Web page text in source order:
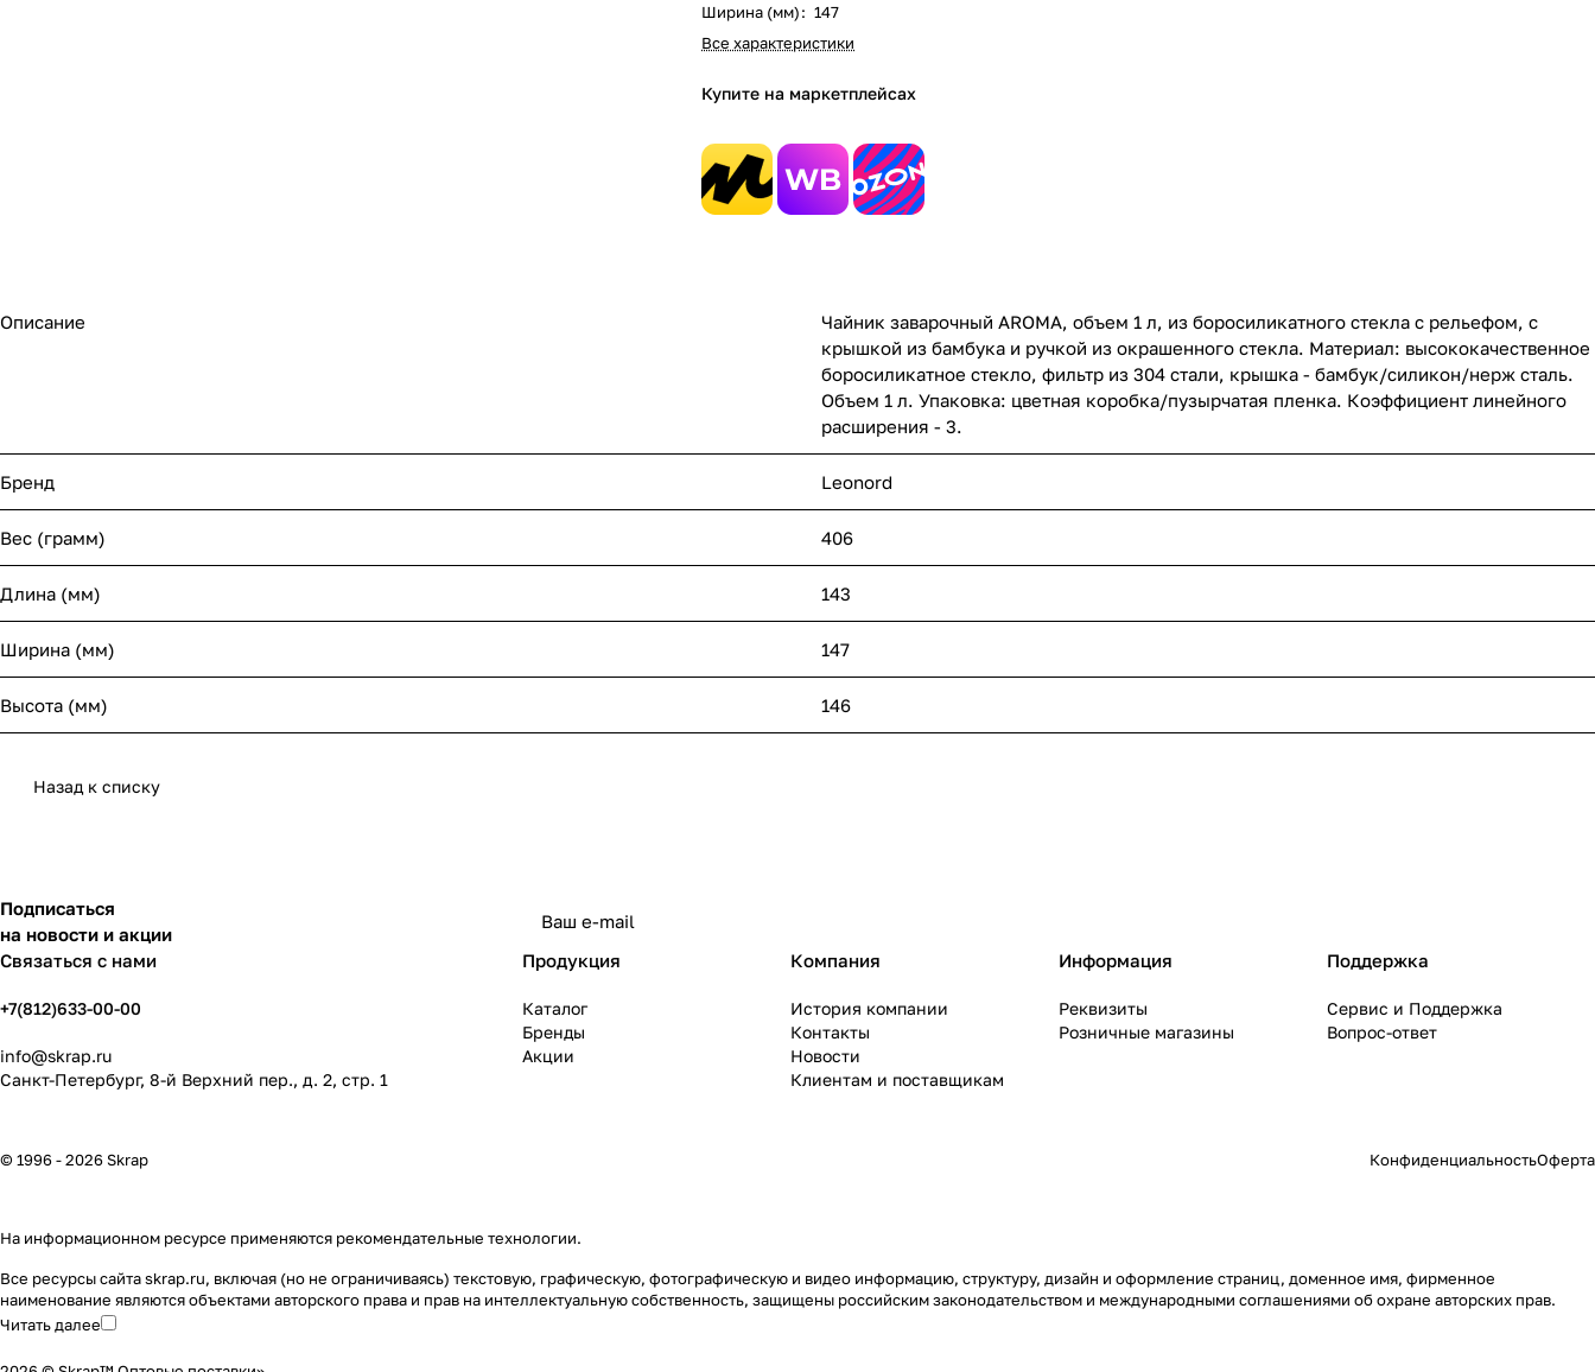
Ширина (мм): 147
Все характеристики
Купите на маркетплейсах
Описание
Чайник заварочный AROMA, объем 1 л, из боросиликатного стекла с рельефом, с
крышкой из бамбука и ручкой из окрашенного стекла. Материал: высококачественное
боросиликатное стекло, фильтр из 304 стали, крышка - бамбук/силикон/нерж сталь.
Объем 1 л. Упаковка: цветная коробка/пузырчатая пленка. Коэффициент линейного
расширения - 3.
Бренд Leonord
Вес (грамм) 406
Длина (мм) 143
Ширина (мм) 147
Высота (мм) 146
Назад к списку
Подписаться
на новости и акции
Связаться с нами
+7(812)633-00-00
info@skrap.ru
Санкт-Петербург, 8-й Верхний пер., д. 2, стр. 1
Продукция
Каталог
Бренды
Акции
Компания
История компании
Контакты
Новости
Клиентам и поставщикам
Информация
Реквизиты
Розничные магазины
Поддержка
Сервис и Поддержка
Вопрос-ответ
© 1996 - 2026 Skrap КонфиденциальностьОферта
На информационном ресурсе применяются рекомендательные технологии.
Все ресурсы сайта skrap.ru, включая (но не ограничиваясь) текстовую, графическую, фотографическую и видео информацию, структуру, дизайн и оформление страниц, доменное имя, фирменное
наименование являются объектами авторского права и прав на интеллектуальную собственность, защищены российским законодательством и международными соглашениями об охране авторских прав.
Читать далее